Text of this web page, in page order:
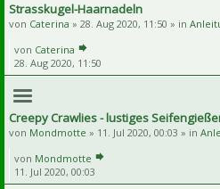
Strasskugel-Haarnadeln
von Caterina » 28. Aug 2020, 11:50 » in
von Caterina
28. Aug 2020, 11:50
Creepy Crawlies - lustiges
von Mondmotte » 11. Jul 2020, 00:03 » in
von Mondmotte
11. Jul 2020, 00:03